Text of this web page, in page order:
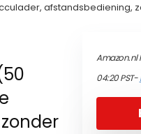
afstandsbediening,
Amazon.nl
04:20 PST-